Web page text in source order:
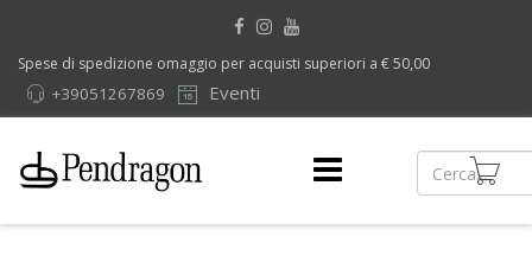
Spese di spedizione omaggio per acquisti superiori a € 50,00
Eventi
+39051267869